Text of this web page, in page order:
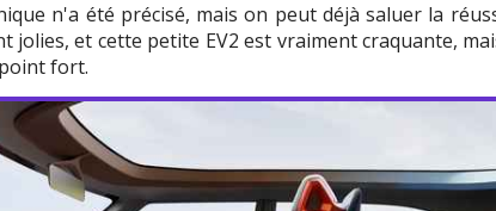
n'a été précisé, mais on peut déjà saluer la
jolies, et cette petite EV2 est vraiment craquante,
fort.